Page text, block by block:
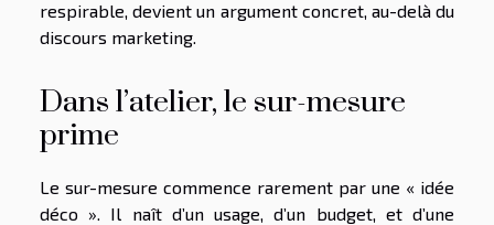
respirable, devient un argument concret, au-delà du
discours marketing.
Dans l’atelier, le sur-mesure
prime
Le sur-mesure commence rarement par une « idée
déco ». Il naît d’un usage, d’un budget, et d’une